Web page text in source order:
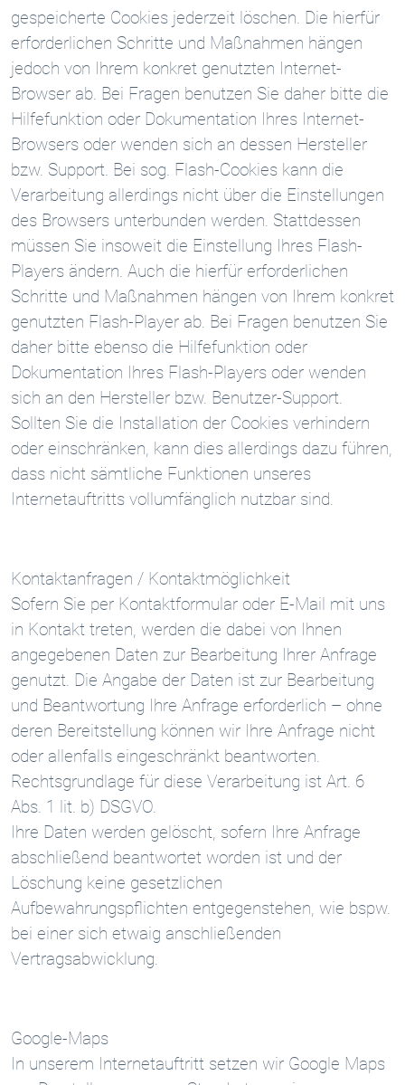
gespeicherte Cookies jederzeit löschen. Die hierfür
erforderlichen Schritte und Maßnahmen hängen
jedoch von Ihrem konkret genutzten Internet-
Browser ab. Bei Fragen benutzen Sie daher bitte die
Hilfefunktion oder Dokumentation Ihres Internet-
Browsers oder wenden sich an dessen Hersteller
bzw. Support. Bei sog. Flash-Cookies kann die
Verarbeitung allerdings nicht über die Einstellungen
des Browsers unterbunden werden. Stattdessen
müssen Sie insoweit die Einstellung Ihres Flash-
Players ändern. Auch die hierfür erforderlichen
Schritte und Maßnahmen hängen von Ihrem konkret
genutzten Flash-Player ab. Bei Fragen benutzen Sie
daher bitte ebenso die Hilfefunktion oder
Dokumentation Ihres Flash-Players oder wenden
sich an den Hersteller bzw. Benutzer-Support.
Sollten Sie die Installation der Cookies verhindern
oder einschränken, kann dies allerdings dazu führen,
dass nicht sämtliche Funktionen unseres
Internetauftritts vollumfänglich nutzbar sind.
Kontaktanfragen / Kontaktmöglichkeit
Sofern Sie per Kontaktformular oder E-Mail mit uns
in Kontakt treten, werden die dabei von Ihnen
angegebenen Daten zur Bearbeitung Ihrer Anfrage
genutzt. Die Angabe der Daten ist zur Bearbeitung
und Beantwortung Ihre Anfrage erforderlich – ohne
deren Bereitstellung können wir Ihre Anfrage nicht
oder allenfalls eingeschränkt beantworten.
Rechtsgrundlage für diese Verarbeitung ist Art. 6
Abs. 1 lit. b) DSGVO.
Ihre Daten werden gelöscht, sofern Ihre Anfrage
abschließend beantwortet worden ist und der
Löschung keine gesetzlichen
Aufbewahrungspflichten entgegenstehen, wie bspw.
bei einer sich etwaig anschließenden
Vertragsabwicklung.
Google-Maps
In unserem Internetauftritt setzen wir Google Maps